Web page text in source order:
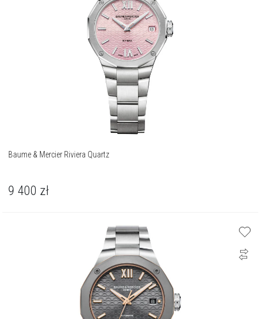
Baume & Mercier Riviera Quartz
9 400 zł